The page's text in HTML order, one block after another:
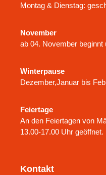
Kontakt
Montag & Dienstag:
November
ab 04. November beginnt
Winterpause
Dezember,Januar bis
Feiertage
An den Feiertagen von
13.00-17.00 Uhr geöffnet.